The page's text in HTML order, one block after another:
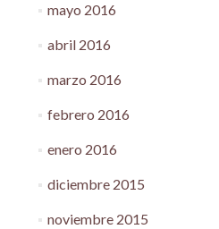
mayo 2016
abril 2016
marzo 2016
febrero 2016
enero 2016
diciembre 2015
noviembre 2015